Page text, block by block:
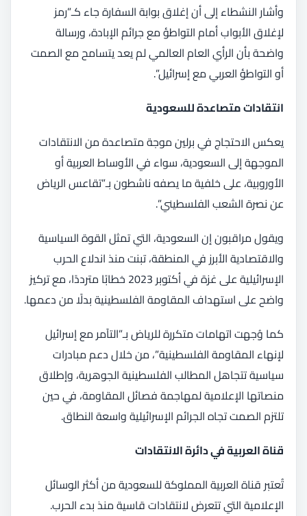
وأشار النشطاء إلى أن إغلاق بوابة السفارة جاء كـ”رمز
لإغلاق الأبواب أمام التواطؤ مع جرائم الإبادة، ورسالة
واضحة بأن الرأي العام العالمي لم يعد يتسامح مع الصمت
أو التواطؤ العربي مع إسرائيل”.
انتقادات متصاعدة للسعودية
يعكس الاحتجاج في برلين موجة متصاعدة من الانتقادات
الموجهة إلى السعودية، سواء في الأوساط العربية أو
الأوروبية، على خلفية ما يصفه ناشطون بـ”تقاعس الرياض
عن نصرة الشعب الفلسطيني”.
ويقول مراقبون إن السعودية، التي تمثل القوة السياسية
والاقتصادية الأبرز في المنطقة، تبنت منذ اندلاع الحرب
الإسرائيلية على غزة في أكتوبر 2023 خطابًا مترددًا، مع تركيز
واضح على استهداف المقاومة الفلسطينية بدلًا من دعمها.
كما وُجهت اتهامات متكررة للرياض بـ”التآمر مع إسرائيل
لإنهاء المقاومة الفلسطينية”، من خلال دعم مبادرات
سياسية تتجاهل المطالب الفلسطينية الجوهرية، وإطلاق
منصاتها الإعلامية لمهاجمة فصائل المقاومة، في حين
تلتزم الصمت تجاه الجرائم الإسرائيلية واسعة النطاق.
قناة العربية في دائرة الانتقادات
تُعتبر قناة العربية المملوكة للسعودية من أكثر الوسائل
الإعلامية التي تتعرض لانتقادات قاسية منذ بدء الحرب.